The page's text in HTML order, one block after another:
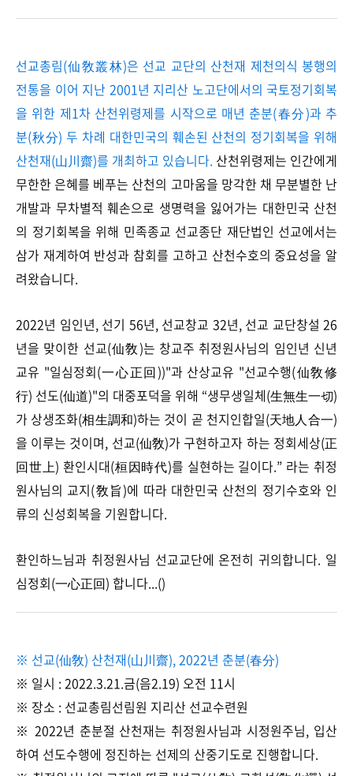
선교총림(仙敎叢林)은 선교 교단의 산천재 제천의식 봉행의
전통을 이어 지난 2001년 지리산 노고단에서의 국토정기회복
을 위한 제1차 산천위령제를 시작으로 매년 춘분(春分)과 추
분(秋分) 두 차례 대한민국의 훼손된 산천의 정기회복을 위해
산천재(山川齋)를 개최하고 있습니다. 산천위령제는 인간에게
무한한 은혜를 베푸는 산천의 고마움을 망각한 채 무분별한 난
개발과 무차별적 훼손으로 생명력을 잃어가는 대한민국 산천
의 정기회복을 위해 민족종교 선교종단 재단법인 선교에서는
삼가 재계하여 반성과 참회를 고하고 산천수호의 중요성을 알
려왔습니다.
2022년 임인년, 선기 56년, 선교창교 32년, 선교 교단창설 26
년을 맞이한 선교(仙敎)는 창교주 취정원사님의 임인년 신년
교유 "일심정회(一心正回))"과 산상교유 "선교수행(仙敎修
行) 선도(仙道)"의 대중포덕을 위해 “생무생일체(生無生一切)
가 상생조화(相生調和)하는 것이 곧 천지인합일(天地人合一)
을 이루는 것이며, 선교(仙敎)가 구현하고자 하는 정회세상(正
回世上) 환인시대(桓因時代)를 실현하는 길이다.” 라는 취정
원사님의 교지(敎旨)에 따라 대한민국 산천의 정기수호와 인
류의 신성회복을 기원합니다.
환인하느님과 취정원사님 선교교단에 온전히 귀의합니다. 일
심정회(一心正回) 합니다...()
※ 선교(仙敎) 산천재(山川齋), 2022년 춘분(春分)
※ 일시 : 2022.3.21.금(음2.19) 오전 11시
※ 장소 : 선교총림선림원 지리산 선교수련원
※ 2022년 춘분절 산천재는 취정원사님과 시정원주님, 입산
하여 선도수행에 정진하는 선제의 산중기도로 진행합니다.